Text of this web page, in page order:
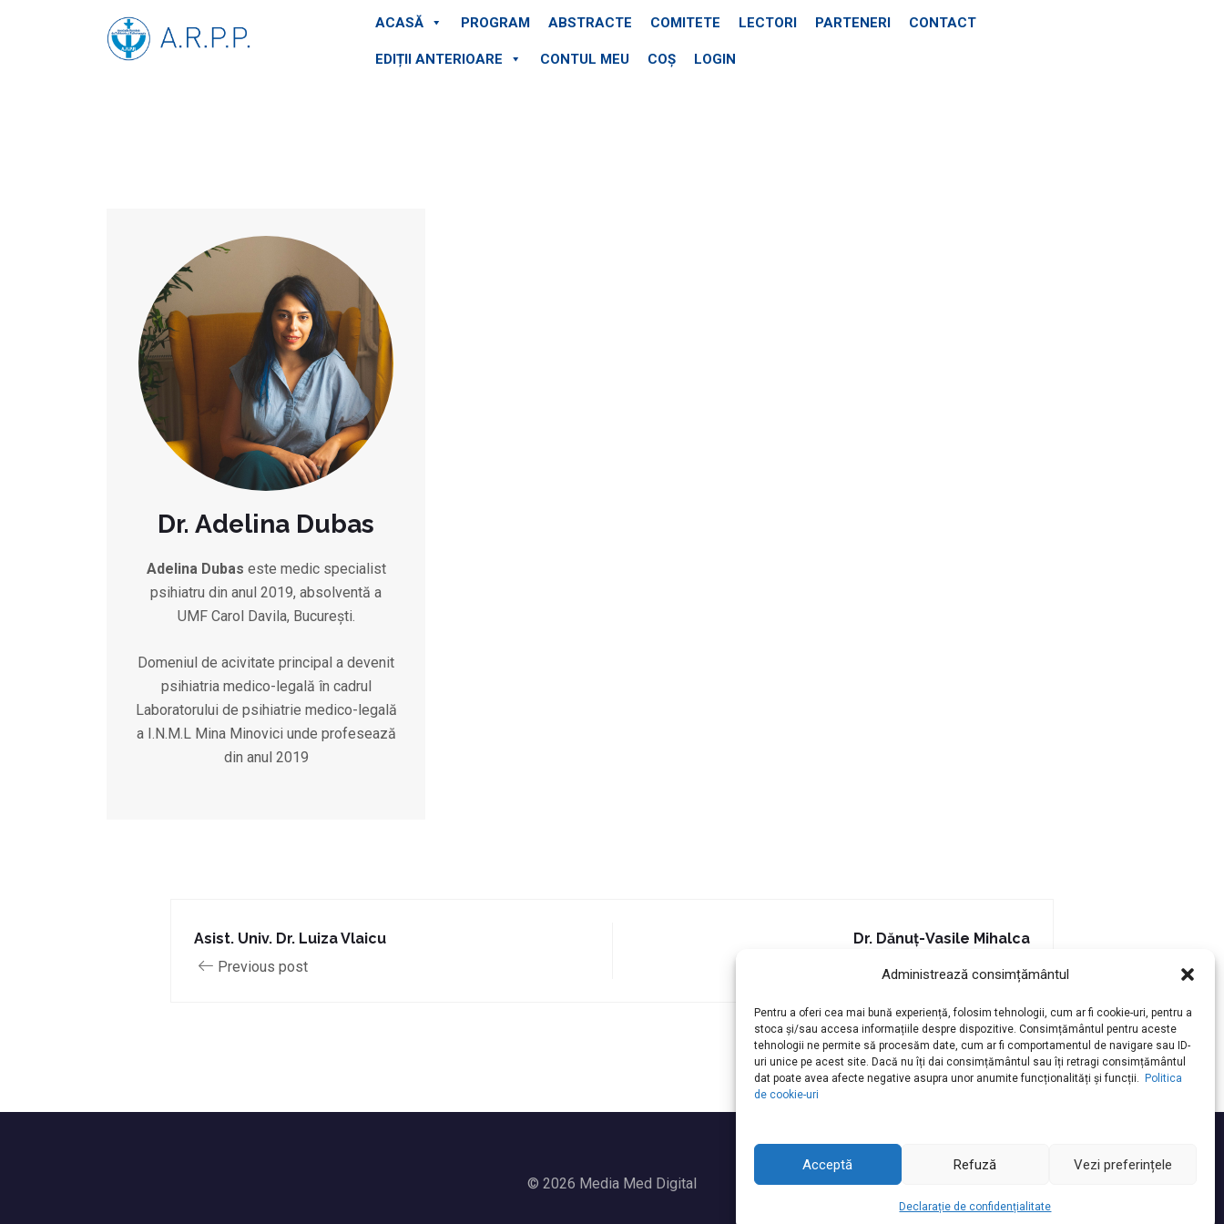
Administrează consimțământul
Pentru a oferi cea mai bună experiență, folosim tehnologii, cum ar fi cookie-uri, pentru a
stoca și/sau accesa informațiile despre dispozitive. Consimțământul pentru aceste
tehnologii ne permite să procesăm date, cum ar fi comportamentul de navigare sau ID-
uri unice pe acest site. Dacă nu îți dai consimțământul sau îți retragi consimțământul
dat poate avea afecte negative asupra unor anumite funcționalități și funcții.
Politica
de cookie-uri
Acceptă Refuză Vezi preferințele
Declarație de confidențialitate
ACASĂ PROGRAM ABSTRACTE COMITETE LECTORI PARTENERI CONTACT
EDIȚII ANTERIOARE CONTUL MEU COȘ LOGIN
Dr. Adelina Dubas
Adelina Dubas este medic specialist
psihiatru din anul 2019, absolventă a
UMF Carol Davila, București.
Domeniul de acivitate principal a devenit
psihiatria medico-legală în cadrul
Laboratorului de psihiatrie medico-legală
a I.N.M.L Mina Minovici unde profesează
din anul 2019
Asist. Univ. Dr. Luiza Vlaicu
Previous post
Dr. Dănuț-Vasile Mihalca
Next post
© 2026 Media Med Digital